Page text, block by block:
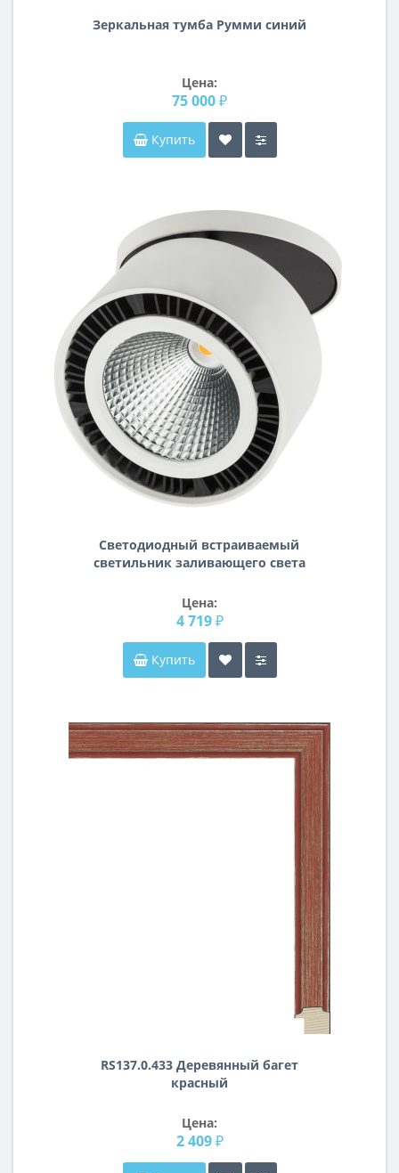
Зеркальная тумба Румми синий
Цена:
75 000 ₽
Купить
Светодиодный встраиваемый
светильник заливающего света
Цена:
4 719 ₽
Купить
RS137.0.433 Деревянный багет
красный
Цена:
2 409 ₽